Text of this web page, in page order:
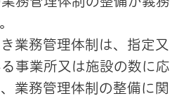
業務管理体制は、指定又
事業所又は施設の数に応
業務管理体制の整備に関